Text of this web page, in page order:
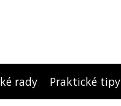
rady Praktické tipy